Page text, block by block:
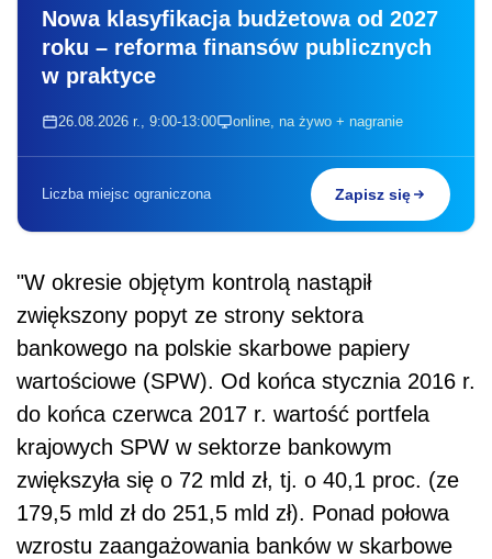
Nowa klasyfikacja budżetowa od 2027
roku – reforma finansów publicznych
w praktyce
26.08.2026 r., 9:00-13:00 online, na żywo + nagranie
Liczba miejsc ograniczona Zapisz się
"W okresie objętym kontrolą nastąpił
zwiększony popyt ze strony sektora
bankowego na polskie skarbowe papiery
wartościowe (SPW). Od końca stycznia 2016 r.
do końca czerwca 2017 r. wartość portfela
krajowych SPW w sektorze bankowym
zwiększyła się o 72 mld zł, tj. o 40,1 proc. (ze
179,5 mld zł do 251,5 mld zł). Ponad połowa
wzrostu zaangażowania banków w skarbowe